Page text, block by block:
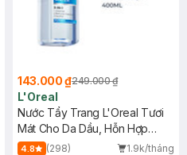
143.000 ₫249.000 ₫
L'Oreal
Nước Tẩy Trang L'Oreal Tươi
Mát Cho Da Dầu, Hỗn Hợp
400ml
4.8 (298)
1.9k/tháng